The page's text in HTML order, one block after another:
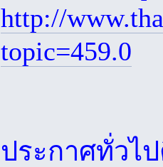
http://
topic=459.0
ประกาศทั่วไ